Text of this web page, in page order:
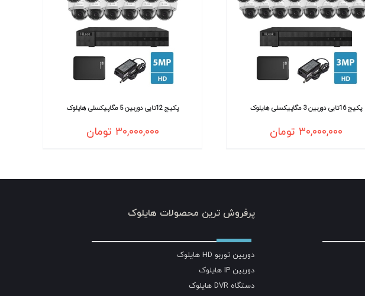
پکیج 16تایی دوربین 3 مگاپیکسلی هایلوک
۳۰,۰۰۰,۰۰۰ تومان
پکیج 12تایی دوربین 5 مگاپیکسلی هایلوک
۳۰,۰۰۰,۰۰۰ تومان
پرفروش ترین محصولات هایلوک
دوربین توربو HD هایلوک
دوربین IP هایلوک
دستگاه DVR هایلوک